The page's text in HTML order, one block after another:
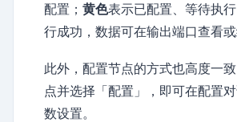
配置； 黄色表示已配置、等待执行
行成功，数据可在输出端口查看或
此外，配置节点的方式也高度一
点并选择「配置」，即可在配置
数设置。